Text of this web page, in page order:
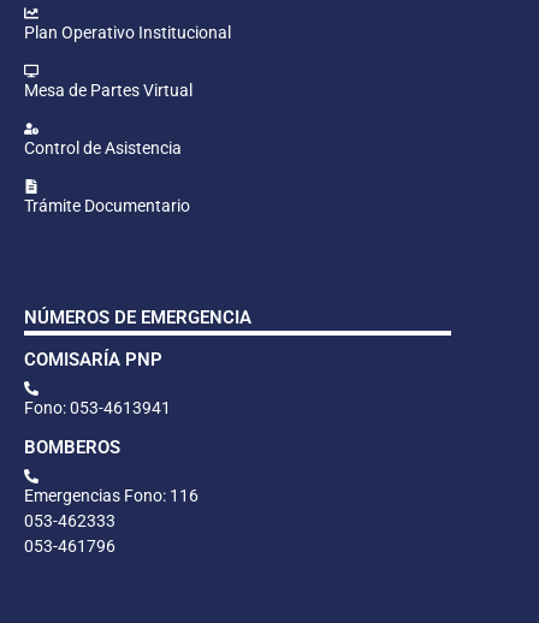
Plan Operativo Institucional
Mesa de Partes Virtual
Control de Asistencia
Trámite Documentario
NÚMEROS DE EMERGENCIA
COMISARÍA PNP
Fono: 053-4613941
BOMBEROS
Emergencias Fono: 116
053-462333
053-461796